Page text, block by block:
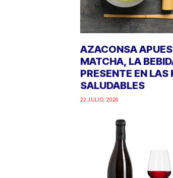
AZACONSA
MATCHA, LA
PRESENTE EN LAS
SALUDABLES
22 JULIO, 2026